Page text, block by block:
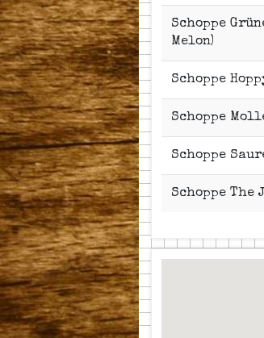
Schoppe
Melon)
Schoppe
Schoppe
Schoppe
Schoppe The